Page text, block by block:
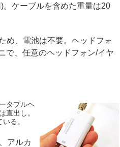
。ケーブルを含めた重量は20
め、電池は不要。ヘッドフォ
で、任意のヘッドフォン/イヤ
タブルヘ
直出し。
る。
アルカ